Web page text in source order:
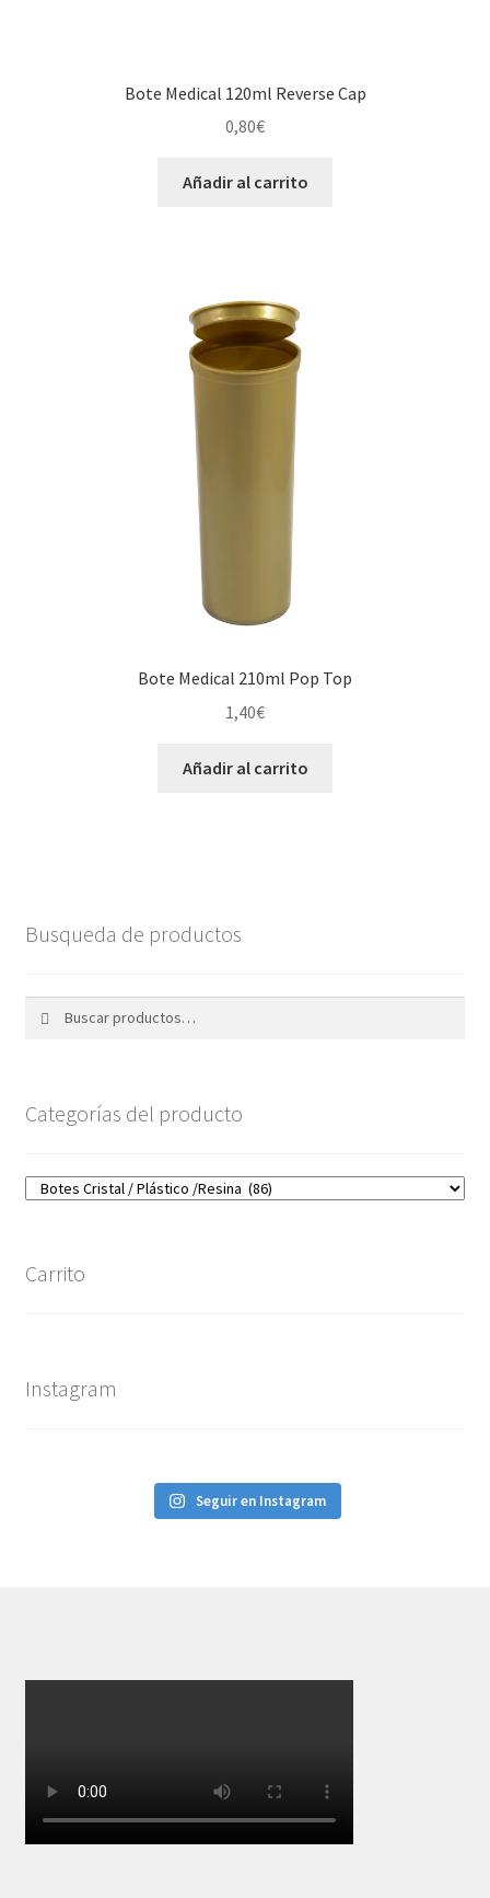
Bote Medical 120ml Reverse Cap
0,80€
Añadir al carrito
Bote Medical 210ml Pop Top
1,40€
Añadir al carrito
Busqueda de productos
Categorías del producto
Carrito
Instagram
Seguir en Instagram